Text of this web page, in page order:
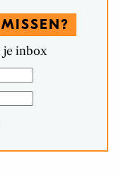
je inbox